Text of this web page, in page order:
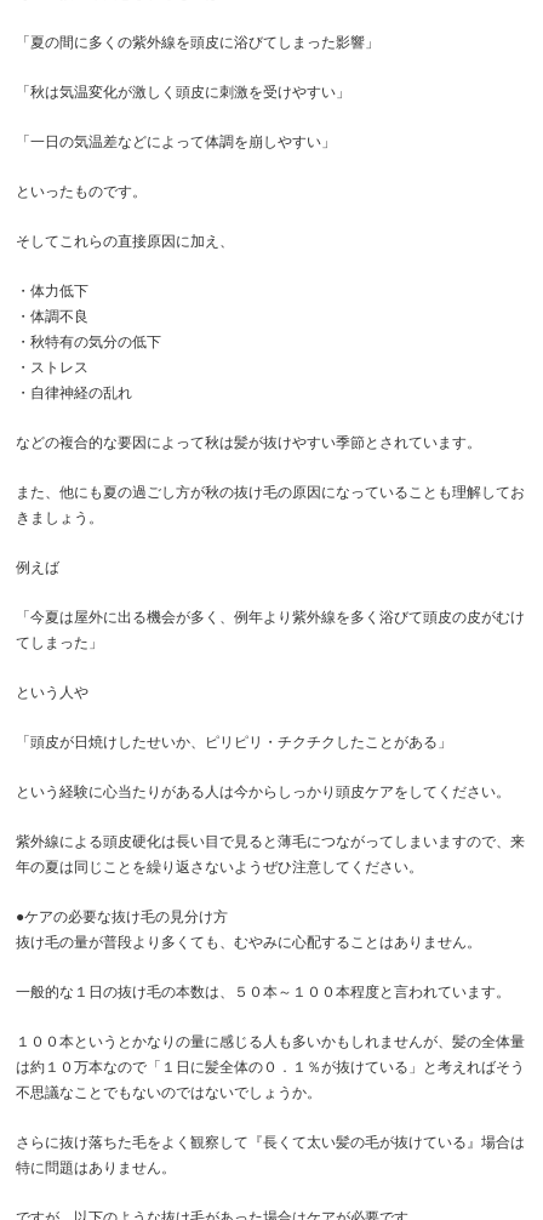
「夏の間に多くの紫外線を頭皮に浴びてしまった影響」
「秋は気温変化が激しく頭皮に刺激を受けやすい」
「一日の気温差などによって体調を崩しやすい」
といったものです。
そしてこれらの直接原因に加え、
・体力低下
・体調不良
・秋特有の気分の低下
・ストレス
・自律神経の乱れ
などの複合的な要因によって秋は髪が抜けやすい季節とされています。
また、他にも夏の過ごし方が秋の抜け毛の原因 になっていることも理解してお
きましょう。
例えば
「今夏は屋外に出る機会が多く、例年より紫外線を多く浴びて頭皮の皮がむけ
てしまった」
という人や
「頭皮が日焼けしたせいか、ピリピリ・チクチクしたことがある」
という経験に心当たりがある人は今からしっかり頭皮ケアをしてください。
紫外線による頭皮硬化は長い目で見ると薄毛につながってしまいますので、 来
年の夏は同じことを繰り返さないようぜひ注意してください。
●ケアの必要な抜け毛の見分け方
抜け毛の量が普段より多くても、むやみに心配することはありません。
一般的な１日の抜け毛の本数は、５０本～１００本程度と言われています。
１００本というとかなりの量に感じる人も多いかもしれませんが、髪の全体量
は約１０万本なので「１日に髪全体の０．１％が抜けている」と考えればそう
不思議なことでもないのではないでしょうか。
さらに抜け落ちた毛をよく観察して 『長くて太い髪の毛が抜けている』場合は
特に問題はありません。